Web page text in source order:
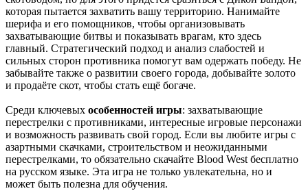
которая пытается захватить вашу территорию. Нанимайте
шерифа и его помощников, чтобы организовывать
захватывающие битвы и показывать врагам, кто здесь
главный. Стратегический подход и анализ слабостей и
сильных сторон противника помогут вам одержать победу. Не
забывайте также о развитии своего города, добывайте золото
и продаёте скот, чтобы стать ещё богаче.
Среди ключевых особенностей игры: захватывающие
перестрелки с противниками, интересные игровые персонажи
и возможность развивать свой город. Если вы любите игры с
азартными скачками, строительством и неожиданными
перестрелками, то обязательно скачайте Blood West бесплатно
на русском языке. Эта игра не только увлекательна, но и
может быть полезна для обучения.